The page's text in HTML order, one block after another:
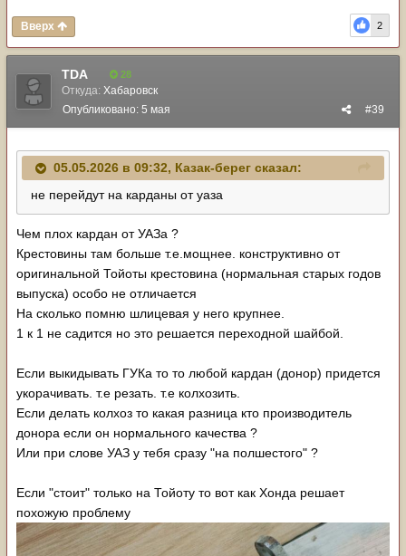
2
Вверх
TDA 28
Откуда: Хабаровск
#39
Опубликовано: 5 мая
05.05.2026 в 09:32, Казак-берег сказал:
не перейдут на карданы от уаза
Чем плох кардан от УАЗа ?
Крестовины там больше т.е.мощнее. конструктивно от
оригинальной Тойоты крестовина (нормальная старых годов
выпуска) особо не отличается
На сколько помню шлицевая у него крупнее.
1 к 1 не садится но это решается переходной шайбой.
Если выкидывать ГУКа то то любой кардан (донор) придется
укорачивать. т.е резать. т.е колхозить.
Если делать колхоз то какая разница кто производитель
донора если он нормального качества ?
Или при слове УАЗ у тебя сразу "на полшестого" ?
Если "стоит" только на Тойоту то вот как Хонда решает
похожую проблему